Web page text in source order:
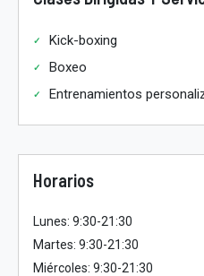
Kick-boxing
Boxeo
Entrenamientos
Horarios
Lunes: 9:30-21:30
Martes: 9:30-21:30
Miércoles: 9:30-21:30